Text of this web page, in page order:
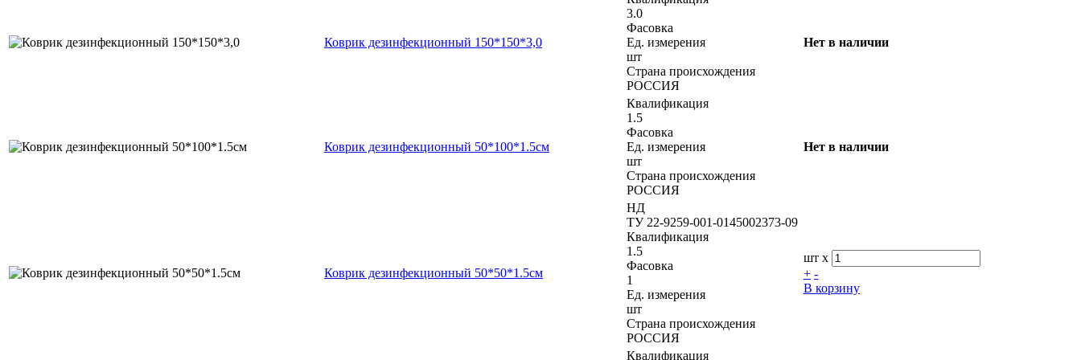
Коврик дезинфекционный 150*150*3,0
3.0
Фасовка
Ед. измерения
шт
Страна происхождения
РОССИЯ
Нет в наличии
Коврик дезинфекционный 50*100*1.5см
Квалификация
1.5
Фасовка
Ед. измерения
шт
Страна происхождения
РОССИЯ
Нет в наличии
Коврик дезинфекционный 50*50*1.5см
НД
ТУ 22-9259-001-0145002373-09
Квалификация
1.5
Фасовка
1
Ед. измерения
шт
Страна происхождения
РОССИЯ
шт x
+ -
В корзину
Квалификация